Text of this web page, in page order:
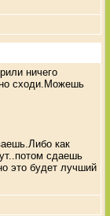
ничего
сходи.Можешь
как
сдаешь
это будет лучший